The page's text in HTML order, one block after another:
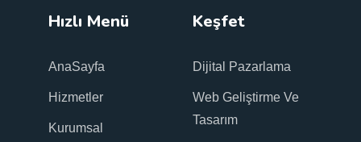
Hızlı Menü
AnaSayfa
Hizmetler
Kurumsal
Keşfet
Dijital Pazarlama
Web Geliştirme Ve
Tasarım